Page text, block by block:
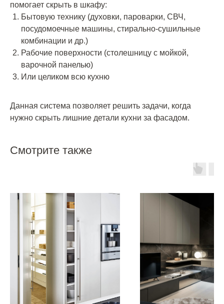
помогает скрыть в шкафу:
Бытовую технику (духовки, пароварки, СВЧ,
посудомоечные машины, стирально-сушильные
комбинации и др.)
Рабочие поверхности (столешницу с мойкой,
варочной панелью)
Или целиком всю кухню
Данная система позволяет решить задачи, когда
нужно скрыть лишние детали кухни за фасадом.
Смотрите также